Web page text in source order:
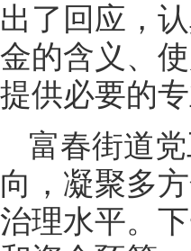
出了回应，
金的含义、
提供必要的专
富春街道
向，凝聚多
治理水平。